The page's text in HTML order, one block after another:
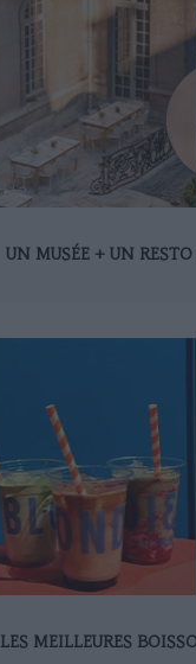
UN MUSÉE + UN
LES MEILLEURES